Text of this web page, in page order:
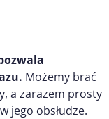
Możemy brać
a zarazem prosty
jego obsłudze.